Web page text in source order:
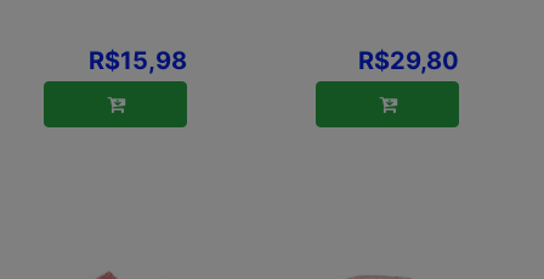
R$15,98 R$29,80